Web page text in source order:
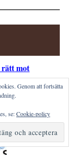
rätt mot
.
Genom att fortsätta
se:Cookie-policy